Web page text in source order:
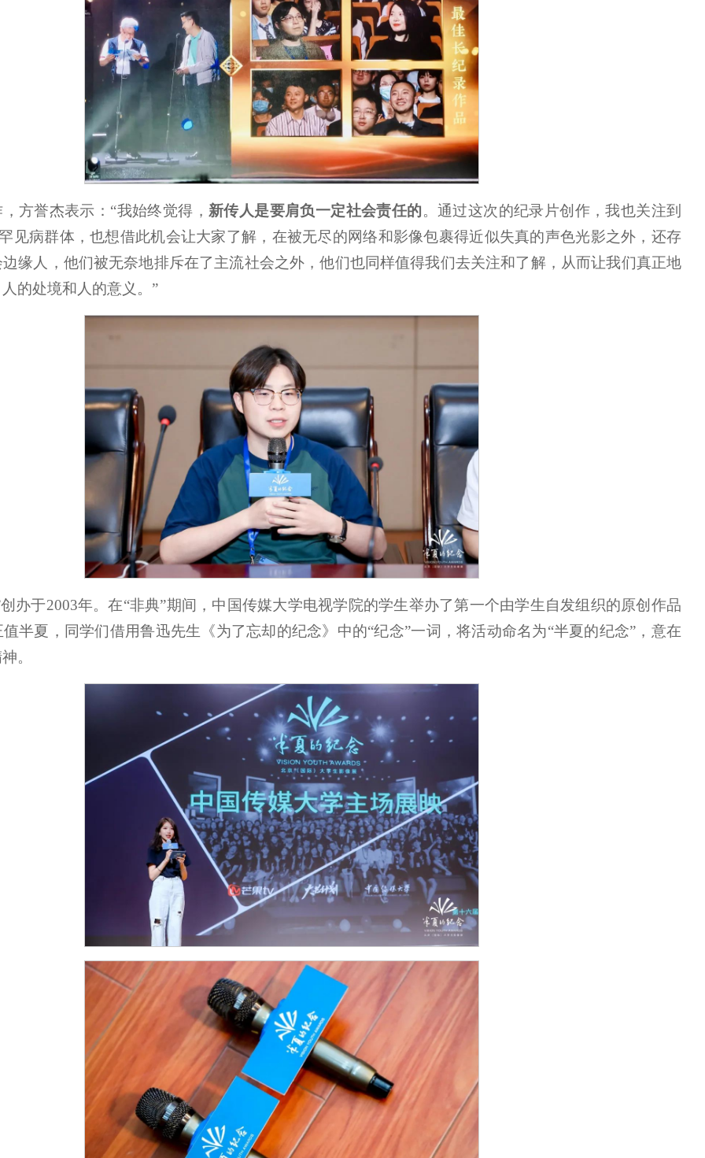
方誉杰表示：“我始终觉得， 新传人是要肩负一定社会责任的。通过这次的纪录片创作，我也关注到
见病群体，也想借此机会让大家了解，在被无尽的网络和影像包裹得近似失真的声色光影之外，还存
缘人，他们被无奈地排斥在了主流社会之外，他们也同样值得我们去关注和了解，从而让我们真正地
的处境和人的意义。”
办于2003年。在“非典”期间，中国传媒大学电视学院的学生举办了第一个由学生自发组织的原创作品
半夏，同学们借用鲁迅先生《为了忘却的纪念》中的“纪念”一词，将活动命名为“半夏的纪念”，意在
。